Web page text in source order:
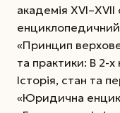
академія
«Принцип
та практики: В 2-
Історія, стан та
«Юридична